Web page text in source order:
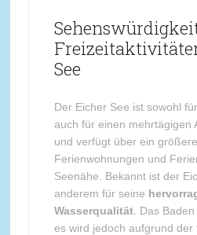
See
Der Eicher See ist sowohl
auch für einen mehrtägigen
und verfügt über ein
Ferienwohnungen und
Seenähe. Bekannt ist der
anderem für seine
Wasserqualität. Das Baden
es wird jedoch aufgrund der